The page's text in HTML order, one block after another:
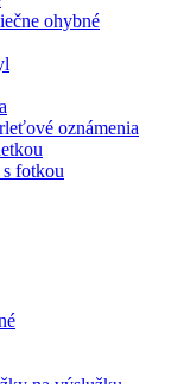
ohybné
oznámenia
fotkou